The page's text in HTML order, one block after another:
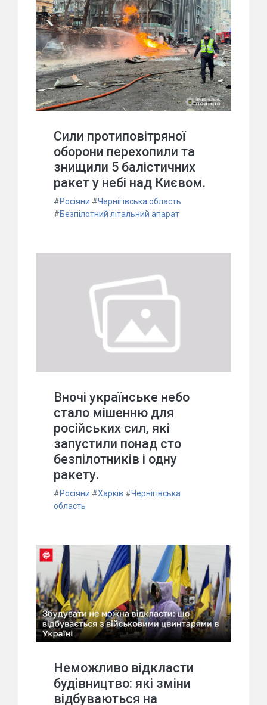
Сили протиповітряної
оборони перехопили та
знищили 5 балістичних
ракет у небі над Києвом.
#Росіяни #Чернігівська область
#Безпілотний літальний апарат
Вночі українське небо
стало мішенню для
російських сил, які
запустили понад сто
безпілотників і одну
ракету.
#Росіяни #Харків #Чернігівська
область
Неможливо відкласти
будівництво: які зміни
відбуваються на